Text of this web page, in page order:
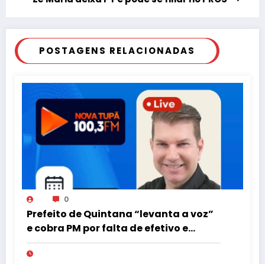
POSTAGENS RELACIONADAS
0
Prefeito de Quintana “levanta a voz”
e cobra PM por falta de efetivo e
viaturas na região